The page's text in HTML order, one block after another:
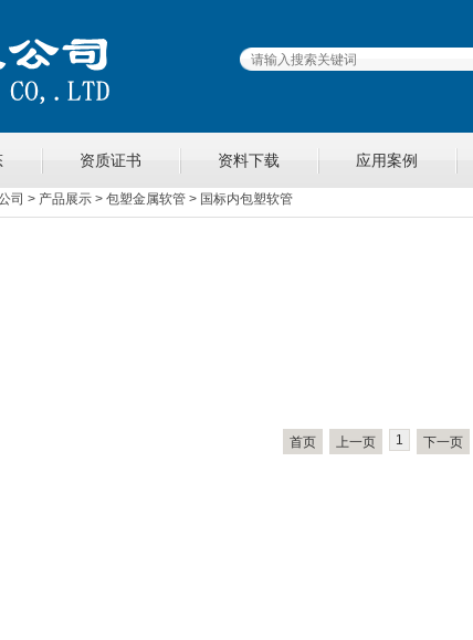
资质证书 资料下载 应用案例
首页 上一页 1 下一页
司 > 产品展示 > 包塑金属软管 > 国标内包塑软管